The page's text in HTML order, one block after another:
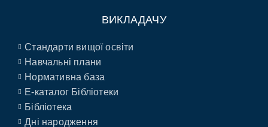
ВИКЛАДАЧУ
Стандарти вищої освіти
Навчальні плани
Нормативна база
E-каталог Бібліотеки
Бібліотека
Дні народження